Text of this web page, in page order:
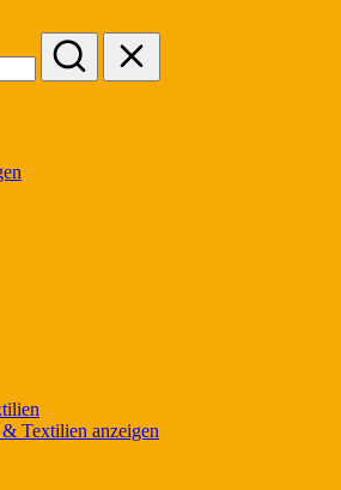
Textilien anzeigen